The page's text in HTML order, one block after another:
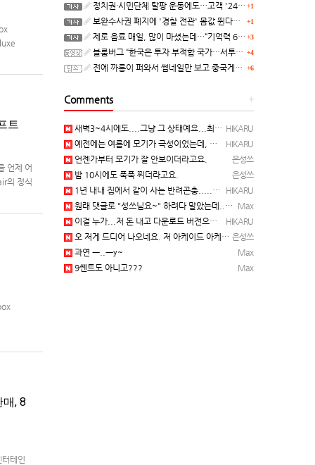
트
언제 어
의 정식
, 8
테인
+1
정치권·시민단체 탈팡 운동에도…고객 '2470만명' 원상 회복, "고물가에 돌팡"
+1
보완수사권 폐지에 '경찰 전관' 몸값 뛴다…대형 로펌 영입전쟁
+3
제로 음료 매일, 많이 마셨는데…“기억력 62% 더 빨리 떨어진다
+4
블룸버그 “한국은 투자 부적합 국가…서투른 정책이 투자자에게 트라우마”
+6
전에 까롱이 퍼와서 썸네일만 보고 중국게임?으로 오해했던
+
Comments
HIKARU
새벽3~4시에도....그냥 그 상태예요...최근 1주일은....
HIKARU
예전에는 여름에 모기가 극성이었는데, 여름에는 안나오는 것 같은.....ㅎ ㅎ)
은성쓰
언젠가부터 모기가 잘 안보이더라고요.
은성쓰
밤 10시에도 푹푹 찌더라고요.
HIKARU
1년 내내 집에서 같이 사는 반려곤충.....이죠...
Max
원래 댓글로 "성쓰님요~" 하려다 말았는데... 본인 등판 ㅡ..ㅡy~
HIKARU
이걸 누가...저 돈 내고 다운로드 버전으로 하냐... 성쓰님이 계셨다!!!...
은성쓰
오 저게 드디어 나오네요. 저 아케이드 아케이브즈 게임 많이 샀는데요 ㅎㅎㅎ
Max
과연 ㅡ..ㅡy~
Max
9쎈트도 아니고???